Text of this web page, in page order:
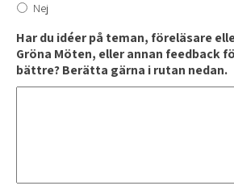
Nej
Har du idéer på teman, föreläsare
Gröna Möten, eller annan feedback
bättre? Berätta gärna i rutan nedan.